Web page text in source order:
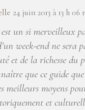
24 juin 2013 à 13 h 06
un si merveilleux
week-end ne sera
et de la richesse du
que ce guide
meilleurs moyens
et